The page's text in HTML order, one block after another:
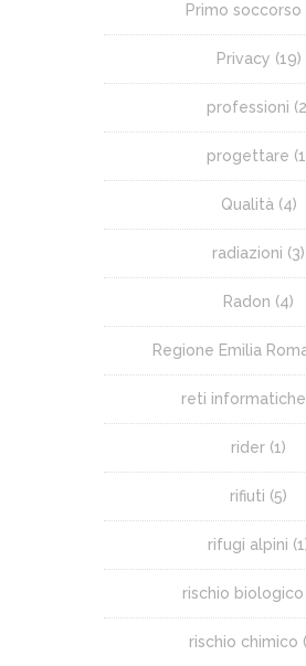
Primo soccorso
Privacy (19)
professioni
progettare
Qualità (4)
radiazioni (3)
Radon (4)
Regione Emilia
reti informatiche
rider (1)
rifiuti (5)
rifugi alpini
rischio biologico
rischio chimico